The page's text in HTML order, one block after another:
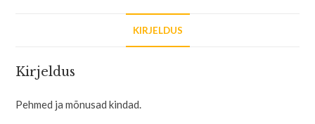
KIRJELDUS
Kirjeldus
Pehmed ja mõnusad kindad.